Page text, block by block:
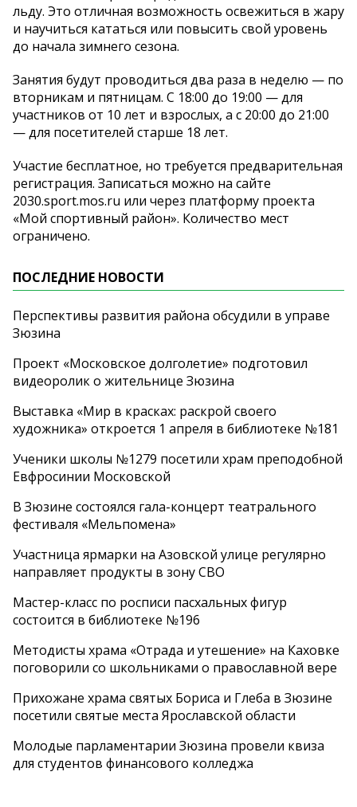
льду. Это отличная возможность освежиться в жару
и научиться кататься или повысить свой уровень
до начала зимнего сезона.
Занятия будут проводиться два раза в неделю — по
вторникам и пятницам. С 18:00 до 19:00 — для
участников от 10 лет и взрослых, а с 20:00 до 21:00
— для посетителей старше 18 лет.
Участие бесплатное, но требуется предварительная
регистрация. Записаться можно на сайте
2030.sport.mos.ru или через платформу проекта
«Мой спортивный район». Количество мест
ограничено.
ПОСЛЕДНИЕ НОВОСТИ
Перспективы развития района обсудили в управе
Зюзина
Проект «Московское долголетие» подготовил
видеоролик о жительнице Зюзина
Выставка «Мир в красках: раскрой своего
художника» откроется 1 апреля в библиотеке №181
Ученики школы №1279 посетили храм преподобной
Евфросинии Московской
В Зюзине состоялся гала-концерт театрального
фестиваля «Мельпомена»
Участница ярмарки на Азовской улице регулярно
направляет продукты в зону СВО
Мастер-класс по росписи пасхальных фигур
состоится в библиотеке №196
Методисты храма «Отрада и утешение» на Каховке
поговорили со школьниками о православной вере
Прихожане храма святых Бориса и Глеба в Зюзине
посетили святые места Ярославской области
Молодые парламентарии Зюзина провели квиза
для студентов финансового колледжа